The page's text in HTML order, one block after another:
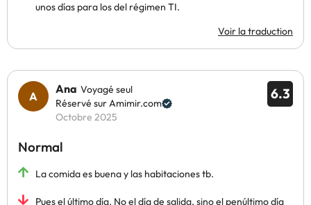
unos días para los del régimen TI.
Voir la traduction
6.3
Ana Voyagé seul
Réservé sur Amimir.com
Octobre 2025
Normal
La comida es buena y las habitaciones tb.
Pues el último día. No el día de salida, sino el penúltimo día